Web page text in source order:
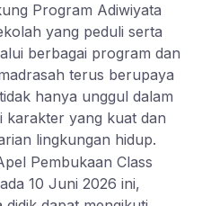
Program Adiwiyata
yang peduli serta
berbagai program dan
terus berupaya
hanya unggul dalam
karakter yang kuat dan
lingkungan hidup.
Pembukaan Class
10 Juni 2026 ini,